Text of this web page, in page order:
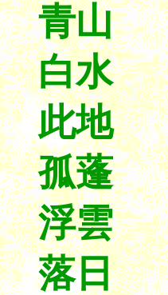
青山
白水
此地
孤蓬
浮雲
落日